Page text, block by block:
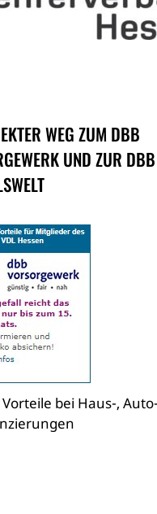
WEG ZUM DBB
UND ZUR DBB
bei Haus-,